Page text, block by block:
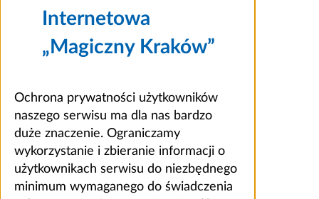
Internetowa
„Magiczny Kraków”
Ochrona prywatności użytkowników
naszego serwisu ma dla nas bardzo
duże znaczenie. Ograniczamy
wykorzystanie i zbieranie informacji o
użytkownikach serwisu do niezbędnego
minimum wymaganego do świadczenia